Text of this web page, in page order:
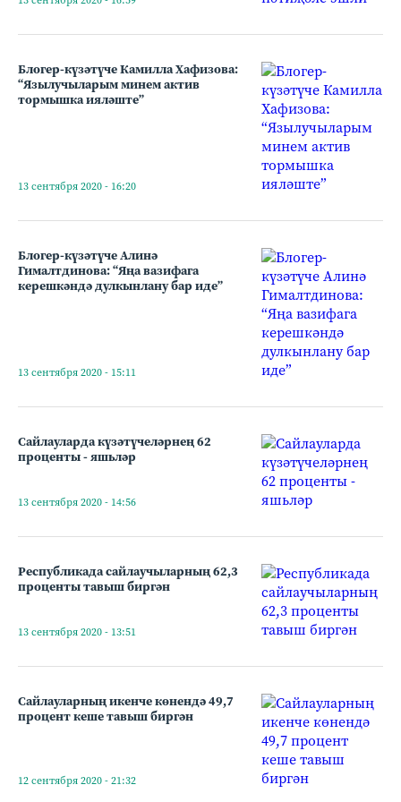
Блогер-күзәтүче Камилла Хафизова:
“Язылучыларым минем актив
тормышка ияләште”
13 сентября 2020 - 16:20
Блогер-күзәтүче Алинә
Гималтдинова: “Яңа вазифага
керешкәндә дулкынлану бар иде”
13 сентября 2020 - 15:11
Сайлауларда күзәтүчеләрнең 62
проценты - яшьләр
13 сентября 2020 - 14:56
Республикада сайлаучыларның 62,3
проценты тавыш биргән
13 сентября 2020 - 13:51
Сайлауларның икенче көнендә 49,7
процент кеше тавыш биргән
12 сентября 2020 - 21:32